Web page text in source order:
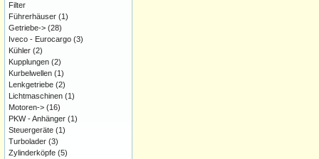
Filter
Führerhäuser (1)
Getriebe-> (28)
Iveco - Eurocargo (3)
Kühler (2)
Kupplungen (2)
Kurbelwellen (1)
Lenkgetriebe (2)
Lichtmaschinen (1)
Motoren-> (16)
PKW - Anhänger (1)
Steuergeräte (1)
Turbolader (3)
Zylinderköpfe (5)